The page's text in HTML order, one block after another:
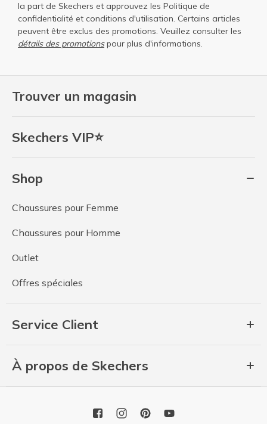
Trouver un magasin
Skechers VIP⭐
Shop
Chaussures pour Femme
Chaussures pour Homme
Outlet
Offres spéciales
Service Client
À propos de Skechers
la part de Skechers et approuvez les Politique de
confidentialité et conditions d'utilisation. Certains articles
peuvent être exclus des promotions. Veuillez consulter les
détails des promotionspour plus d'informations.